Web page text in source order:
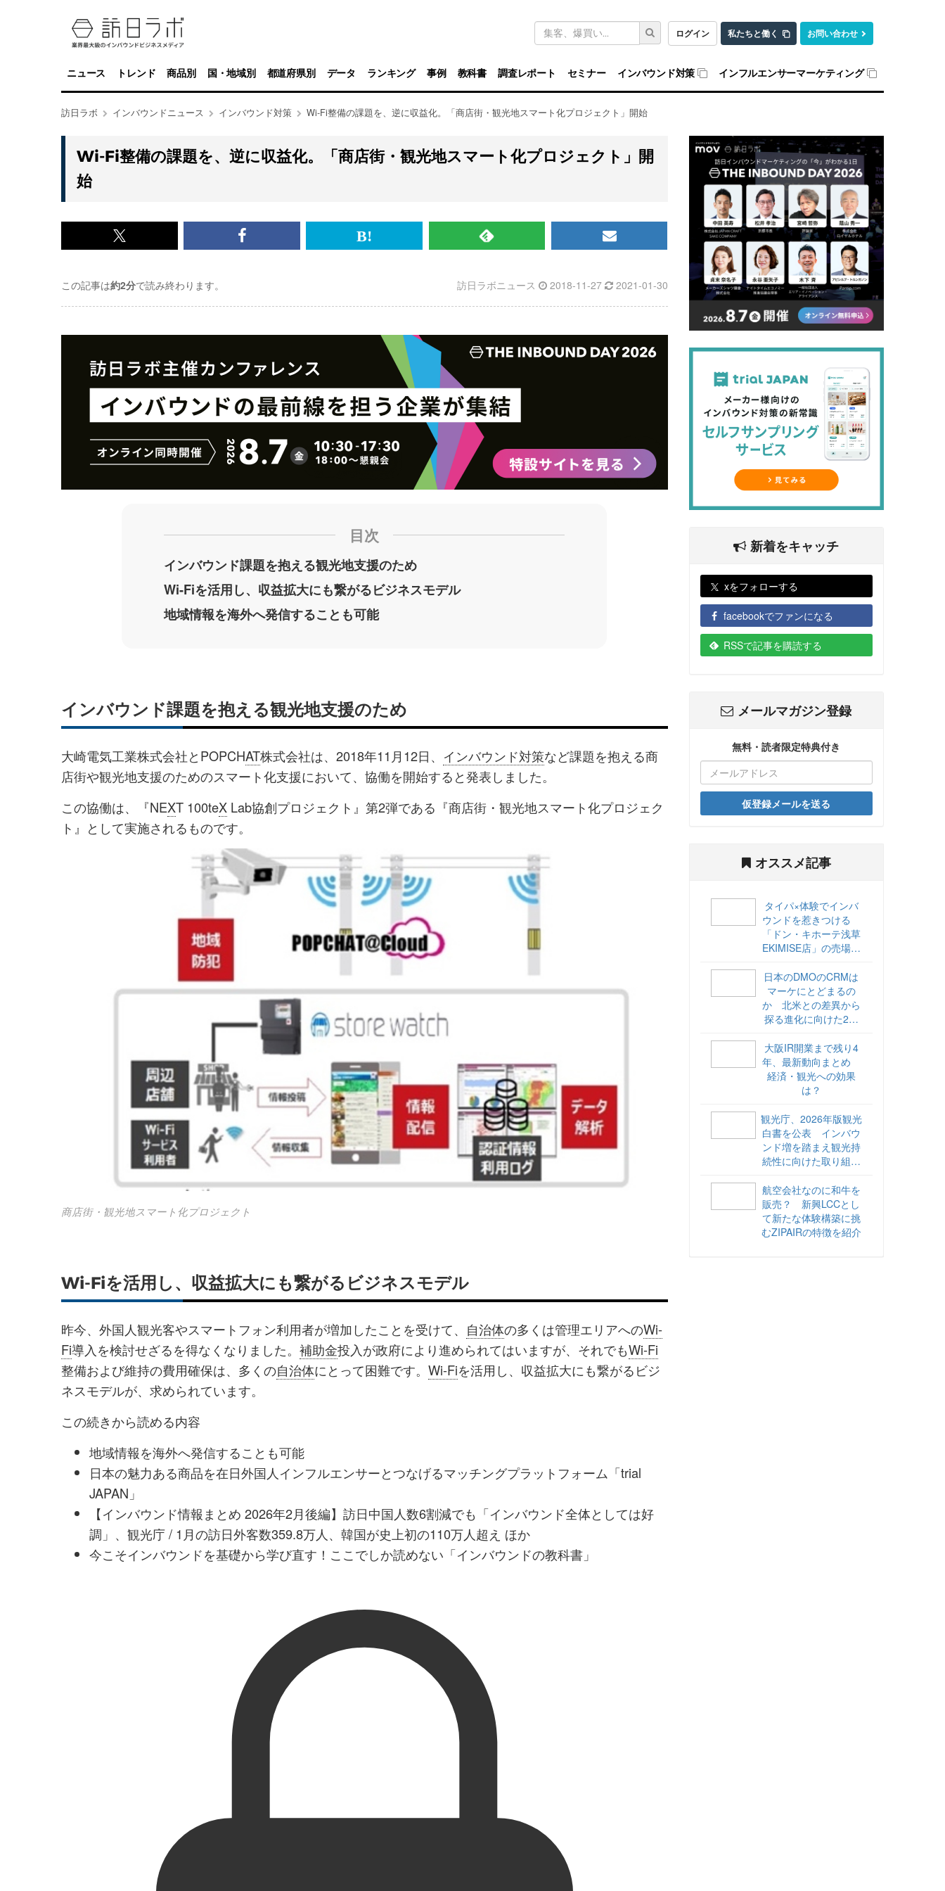
ログイン 私たちと働く お問い合わせ
キ
ワ
ド
検
索
ニュース トレンド 商品別 国・地域別 都道府県別 データ ランキング 事例 教科書 調査レポート セミナー インバウンド対策 インフルエンサーマーケティング
訪日ラボ インバウンドニュース インバウンド対策 Wi-Fi整備の課題を、逆に収益化。「商店街・観光地スマート化プロジェクト」開始
Wi-Fi整備の課題を、逆に収益化。「商店街・観光地スマート化プロジェクト」開
始
x<br>
記
事
を
ェ
ア
す
る
Facebook<br>
事
を
ェ
ア
す
る
は
ブ
ッ
ー
ク
に
追
加
RSS
記
事
を
購
す
る
メ
マ
ガ
登
録
訪日ラボニュース 2018-11-27 2021-01-30
この記事は約2分で読み終わります。
目次
インバウンド課題を抱える観光地支援のため
Wi-Fiを活用し、収益拡大にも繋がるビジネスモデル
地域情報を海外へ発信することも可能
インバウンド課題を抱える観光地支援のため
大崎電気工業株式会社とPOPCHAT株式会社は、2018年11月12日、 インバウンド対策など課題を抱える商
店街や観光地支援のためのスマート化支援において、協働を開始すると発表しました。
この協働は、『NEXT 100teX Lab協創プロジェクト』第2弾である『商店街・観光地スマート化プロジェク
ト』として実施されるものです。
商店街・観光地スマート化プロジェクト
Wi-Fiを活用し、収益拡大にも繋がるビジネスモデル
昨今、外国人観光客やスマートフォン利用者が増加したことを受けて、 自治体の多くは管理エリアへのWi-
Fi導入を検討せざるを得なくなりました。 補助金投入が政府により進められてはいますが、それでもWi-Fi
整備および維持の費用確保は、多くの自治体にとって困難です。 Wi-Fiを活用し、収益拡大にも繋がるビジ
ネスモデルが、求められています。
この続きから読める内容
地域情報を海外へ発信することも可能
日本の魅力ある商品を在日外国人インフルエンサーとつなげるマッチングプラットフォーム「trial
JAPAN」
【インバウンド情報まとめ 2026年2月後編】訪日中国人数6割減でも「インバウンド全体としては好
調」、観光庁 / 1月の訪日外客数359.8万人、韓国が史上初の110万人超え ほか
今こそインバウンドを基礎から学び直す！ここでしか読めない「インバウンドの教科書」
新着をキャッチ
xをフォローする
facebookでファンになる
RSSで記事を購読する
メールマガジン登録
無料・読者限定特典付き
仮登録メールを送る
オススメ記事
タイパ×体験でインバ
ウンドを惹きつける
「ドン・キホーテ浅草
EKIMISE店」の売場づ
日本のDMOのCRMは
マーケにとどまるの
か 北米との差異から
探る進化に向けた2ス
海外DMOのリアル
vol.6】
大阪IR開業まで残り4
年、最新動向まとめ
経済・観光への効果
は？
観光庁、2026年版観光
白書を公表 インバウ
ンド増を踏まえ観光持
続性に向けた取り組み
航空会社なのに和牛を
販売？ 新興LCCとし
て新たな体験構築に挑
むZIPAIRの特徴を紹介